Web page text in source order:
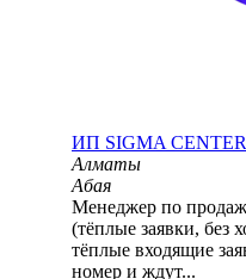
ИП SIGMA CENTER
Алматы
Абая
Менеджер по
(тёплые заявки, без
тёплые входящие
номер и ждут...